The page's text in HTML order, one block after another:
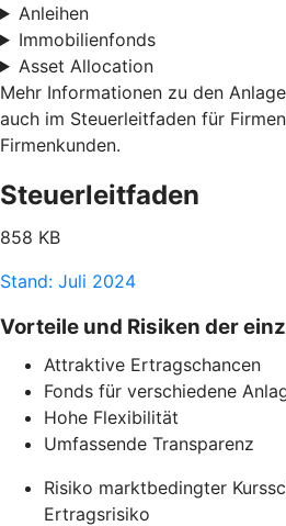
Anleihen
Immobilienfonds
Asset Allocation
Mehr Informationen zu den
auch im Steuerleitfaden für
Firmenkunden.
Steuerleitfaden
858 KB
Stand: Juli 2024
Vorteile und Risiken der
Attraktive Ertragschancen
Fonds für verschiedene
Hohe Flexibilität
Umfassende Transparenz
Risiko marktbedingter
Ertragsrisiko